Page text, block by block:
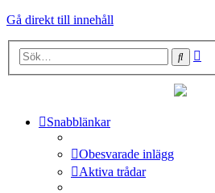
Gå direkt till innehåll
Sök
Snabblänkar
Obesvarade inlägg
Aktiva trådar